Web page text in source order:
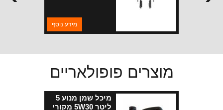
מידע נוסף
מוצרים פופולאריים
מיכל שמן מנוע 5
ליטר 5W30 מקורי